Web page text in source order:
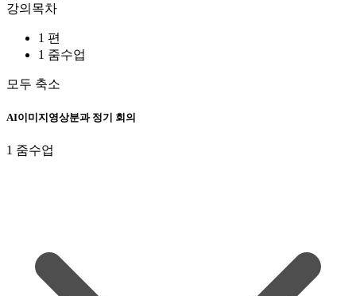
강의목차
1 편
1 줌수업
모두 축소
AI이미지영상분과 정기 회의
1 줌수업